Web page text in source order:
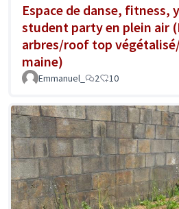
Espace de danse, fitness,
student party en plein air
arbres/roof top
maine)
Emmanuel_ 2 10